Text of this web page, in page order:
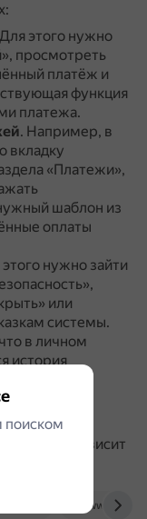
Для этого нужно
просмотреть
платёж и
функция
платежа.
. Например, в
вкладку
«Платежи»,
шаблон из
оплаты
нужно зайти
или
системы.
в личном
история
в
с каждой
которого зависит
поиском